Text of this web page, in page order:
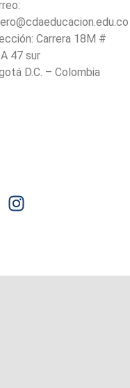
Carrera 18M #
47 sur
D.C. – Colombia